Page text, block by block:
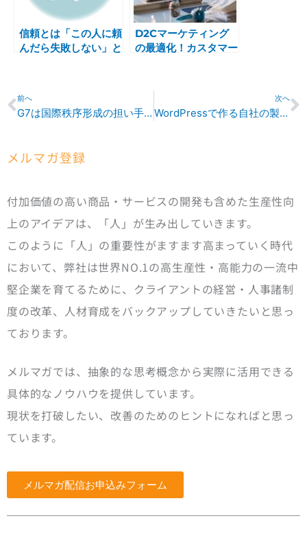
信頼とは「この人に頼
んだら失敗しない」と
D2Cマーケティング
の最適化！カスタマー
Prev
前へ
G7は国際秩序形成の担い手となれるか
次へ
WordPressで作る自社の製品カタログ
メルマガ登録
付加価値の高い商品・サービスの開発も含めた生産性向
上のアイデアは、「人」が生み出していきます。
このように「人」の重要性がますます高まっていく時代
において、弊社は世界NO.1の高生産性・高能力の一流中
堅企業を育てるために、クライアントの経営・人事諸制
度の改革、人材育成をバックアップしていきたいと思っ
ております。
メルマガでは、抽象的な思考概念から実際に活用できる
具体的なノウハウを提供しています。
現状を打破したい、改善のためのヒントになればと思っ
ています。
メルマガ配信お申込みフォーム